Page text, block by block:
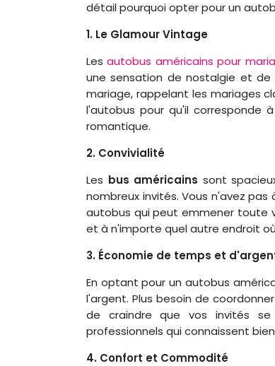
détail pourquoi opter pour un
1. Le Glamour Vintage
Lesautobus américains pour
une sensation de nostalgie et
mariage, rappelant les mariages
l'autobus pour qu'il corresponde
romantique.
2. Convivialité
Les bus américains sont
nombreux invités. Vous n'avez
autobus qui peut emmener toute
et à n'importe quel autre endroit
3. Économie de temps et
En optant pour un autobus
l'argent. Plus besoin de
de craindre que vos invités
professionnels qui connaissent
4. Confort et Commodité